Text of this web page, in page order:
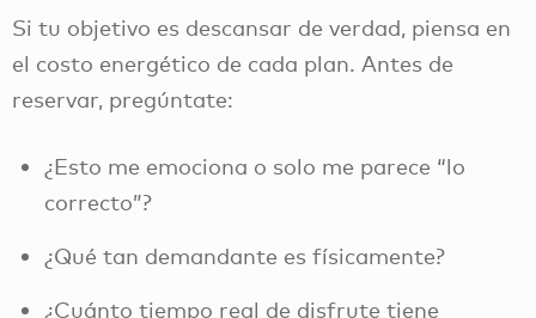
Si tu objetivo es descansar de verdad, piensa en
el costo energético de cada plan. Antes de
reservar, pregúntate:
¿Esto me emociona o solo me parece “lo
correcto”?
¿Qué tan demandante es físicamente?
¿Cuánto tiempo real de disfrute tiene